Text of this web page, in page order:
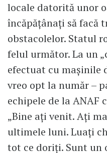
locale datorită unor
încăpățânați să facă
obstacolelor. Statul
felul următor. La un
efectuat cu mașinile
vreo opt la număr –
echipele de la ANAF
„Bine ați venit. Ați
ultimele luni. Luați
tot ce doriți. Sunt un